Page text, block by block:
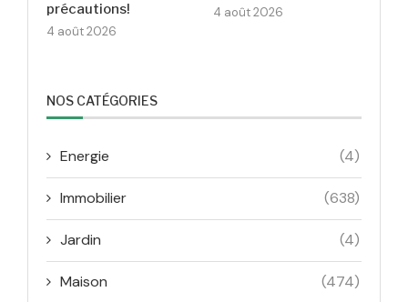
précautions!
4 août 2026
4 août 2026
NOS CATÉGORIES
Energie (4)
Immobilier (638)
Jardin (4)
Maison (474)